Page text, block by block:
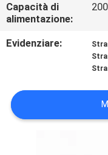
RICHIEDA
UNA
MAPPA
DEL
Capacità di
alimentazione:
Evidenziare: